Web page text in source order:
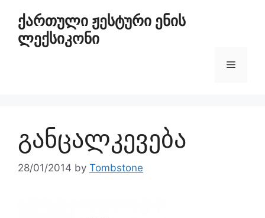
ქართული ჟესტური ენის
ლექსიკონი
განცალკევება
28/01/2014 by Tombstone